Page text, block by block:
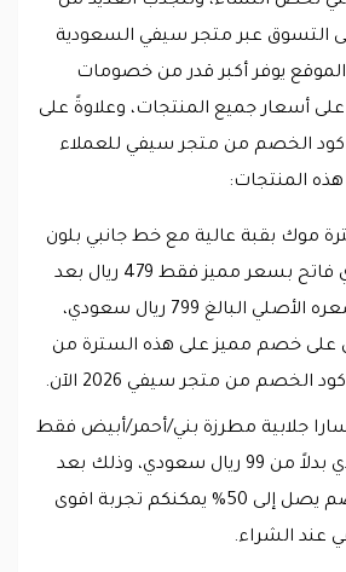
التسوق عبر متجر سيفي السعودية
يوفر أكبر قدر من خصومات
أسعار جميع المنتجات، وعلاوةً على
كود الخصم من متجر سيفي للعملاء
المنتجات:
موك بقبة عالية مع خط جانبي بلون
معدني هيذر رمادي فاتح بسعر مميز فقط 479 ريال بعد
خصم 40% من سعره الأصلي البالغ 799 ريال سعودي،
خصم مميز على هذه السترة من
الخصم من متجر سيفي 2026 الآن.
سارا جلابية مطرزة بني/أحمر/أبيض فقط
74.25 ريال سعودي بدلاً من 99 ريال سعودي، وذلك بعد
خصم 25%، ولخصم يصل إلى 50% يمكنكم تجربة اقوى
عند الشراء.